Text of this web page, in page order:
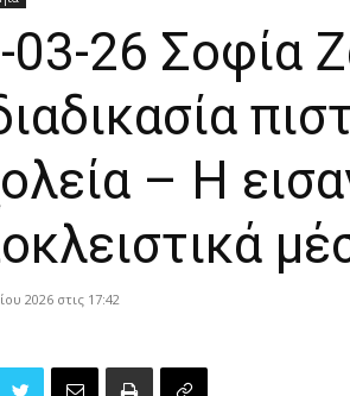
03-26 Σοφία
– Η
2026 στις 17:42